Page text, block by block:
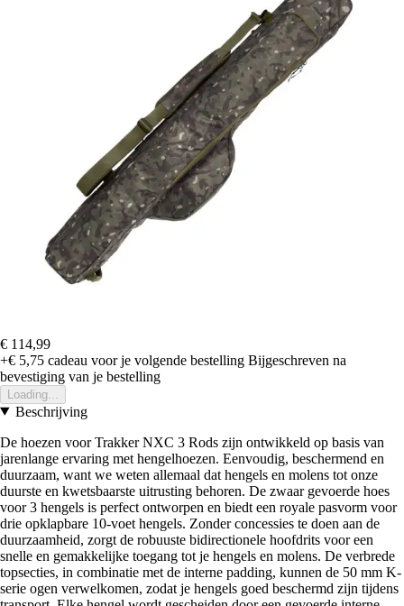
€ 114,99
+€ 5,75 cadeau voor je volgende bestelling Bijgeschreven na
bevestiging van je bestelling
Loading...
Beschrijving
De hoezen voor Trakker NXC 3 Rods zijn ontwikkeld op basis van
jarenlange ervaring met hengelhoezen. Eenvoudig, beschermend en
duurzaam, want we weten allemaal dat hengels en molens tot onze
duurste en kwetsbaarste uitrusting behoren. De zwaar gevoerde hoes
voor 3 hengels is perfect ontworpen en biedt een royale pasvorm voor
drie opklapbare 10-voet hengels. Zonder concessies te doen aan de
duurzaamheid, zorgt de robuuste bidirectionele hoofdrits voor een
snelle en gemakkelijke toegang tot je hengels en molens. De verbrede
topsecties, in combinatie met de interne padding, kunnen de 50 mm K-
serie ogen verwelkomen, zodat je hengels goed beschermd zijn tijdens